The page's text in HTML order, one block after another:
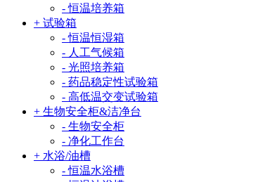
- 恒温培养箱
+ 试验箱
- 恒温恒湿箱
- 人工气候箱
- 光照培养箱
- 药品稳定性试验箱
- 高低温交变试验箱
+ 生物安全柜&洁净台
- 生物安全柜
- 净化工作台
+ 水浴/油槽
- 恒温水浴槽